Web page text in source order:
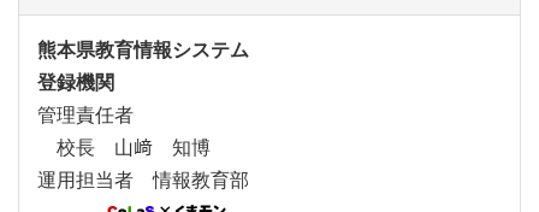
熊本県教育情報システム
登録機関
管理責任者
校長 山﨑 知博
運用担当者 情報教育部